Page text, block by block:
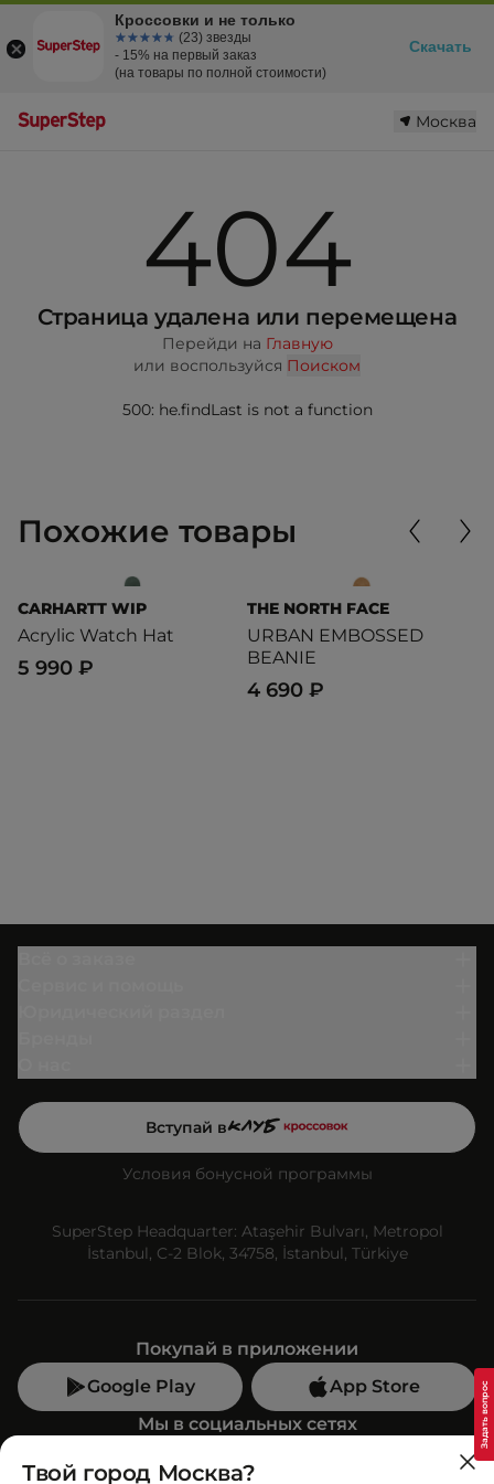
Москва
404
Страница удалена или перемещена
Перейди на Главную
или воспользуйся Поиском
500: he.findLast is not a function
Похожие товары
CARHARTT WIP
Acrylic Watch Hat
5 990 ₽
THE NORTH FACE
URBAN EMBOSSED
BEANIE
4 690 ₽
Вступай в
Условия бонусной программы
SuperStep Headquarter: Ataşehir Bulvarı, Metropol
İstanbul, C-2 Blok, 34758, İstanbul, Türkiye
Покупай в приложении
Google Play
App Store
Мы в социальных сетях
Твой город Москва?
Кроссовки и не только
☆☆☆☆☆
★★★★★ (23) звезды
- 15% на первый заказ
(на товары по полной стоимости)
Скачать